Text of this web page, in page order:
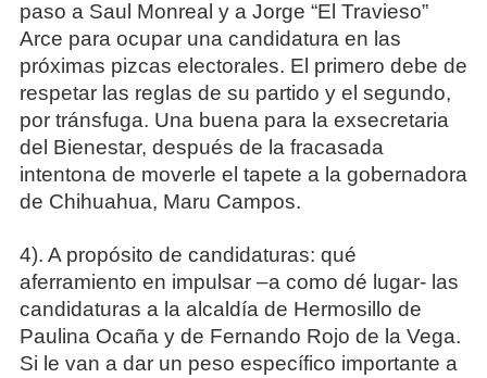
paso a Saul Monreal y a Jorge “El Travieso”
Arce para ocupar una candidatura en las
próximas pizcas electorales. El primero debe de
respetar las reglas de su partido y el segundo,
por tránsfuga. Una buena para la exsecretaria
del Bienestar, después de la fracasada
intentona de moverle el tapete a la gobernadora
de Chihuahua, Maru Campos.
4). A propósito de candidaturas: qué
aferramiento en impulsar –a como dé lugar- las
candidaturas a la alcaldía de Hermosillo de
Paulina Ocaña y de Fernando Rojo de la Vega.
Si le van a dar un peso específico importante a